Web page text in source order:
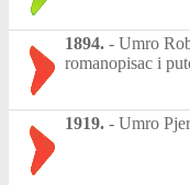
1894. - Umro
romanopisac i
1919. - Umro